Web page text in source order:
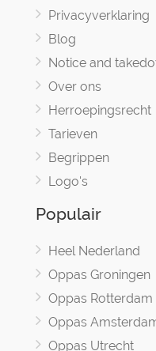
Privacyverklaring
Blog
Notice and
Over ons
Herroepingsrecht
Tarieven
Begrippen
Logo's
Populair
Heel Nederland
Oppas Groningen
Oppas Rotterdam
Oppas
Oppas Utrecht